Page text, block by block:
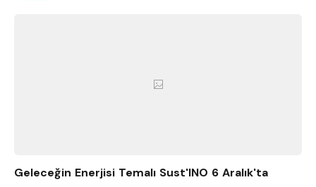
Geleceğin Enerjisi Temalı Sust'INO 6 Aralık'ta